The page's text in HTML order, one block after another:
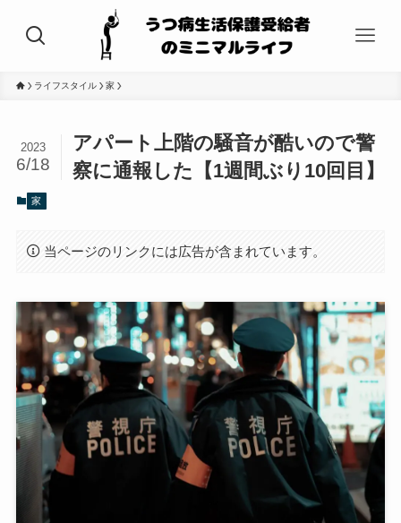
ライフスタイル 家
アパート上階の騒音が酷いので警
察に通報した【1週間ぶり10回目】
2023
6/18
家
当ページのリンクには広告が含まれています。